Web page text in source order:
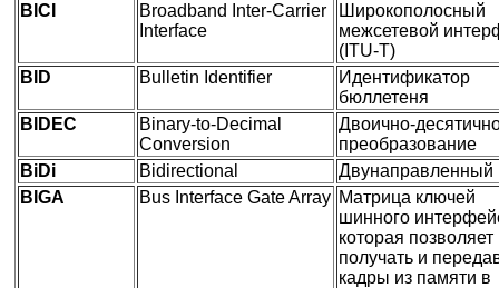
BICI
Broadband Inter-Carrier
Interface
Широкополосный
межсетевой
(ITU-T)
BID
Bulletin Identifier
Идентификатор
бюллетеня
BIDEC
Binary-to-Decimal
Conversion
Двоично-
преобразование
BiDi
Bidirectional
Двунаправленный
BIGA
Bus Interface Gate Array Матрица ключей
шинного
которая позволяет
получать и
кадры из памяти в